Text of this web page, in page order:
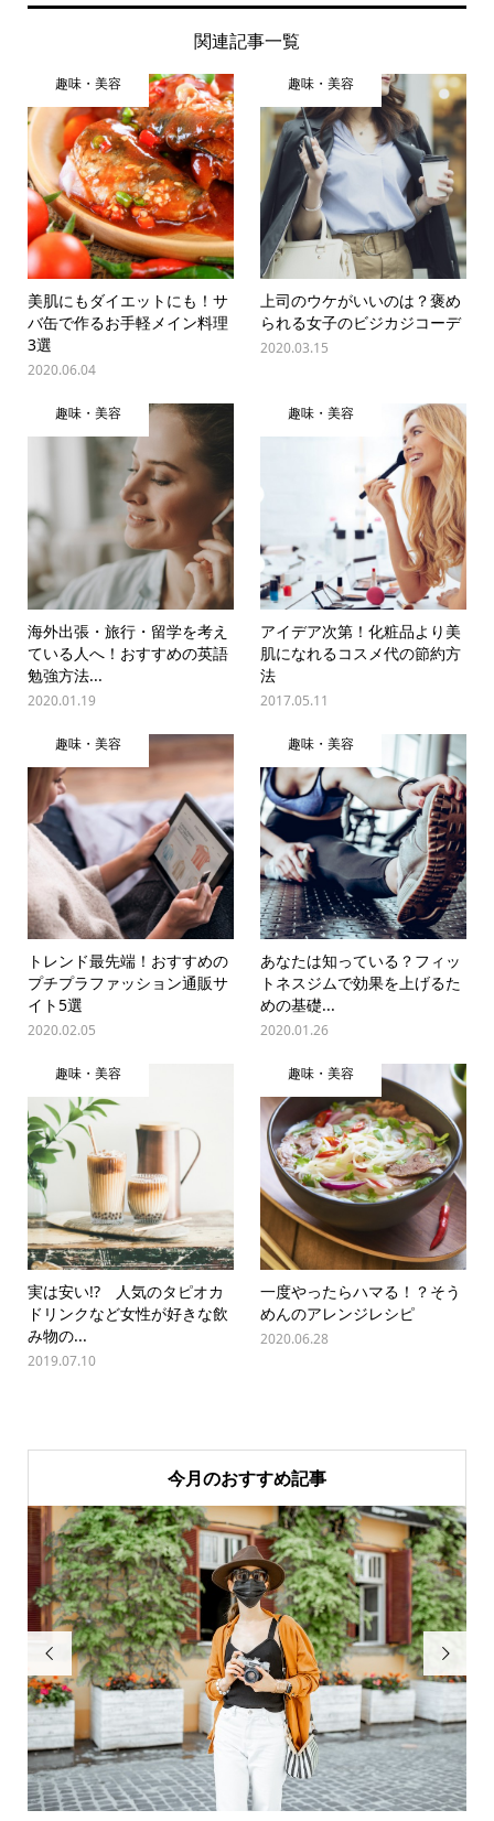
関連記事一覧
趣味・美容
美肌にもダイエットにも！サ
バ缶で作るお手軽メイン料理
3選
2020.06.04
趣味・美容
上司のウケがいいのは？褒め
られる女子のビジカジコーデ
2020.03.15
趣味・美容
海外出張・旅行・留学を考え
ている人へ！おすすめの英語
勉強方法...
2020.01.19
趣味・美容
アイデア次第！化粧品より美
肌になれるコスメ代の節約方
法
2017.05.11
趣味・美容
トレンド最先端！おすすめの
プチプラファッション通販サ
イト5選
2020.02.05
趣味・美容
あなたは知っている？フィッ
トネスジムで効果を上げるた
めの基礎...
2020.01.26
趣味・美容
実は安い!? 人気のタピオカ
ドリンクなど女性が好きな飲
み物の...
2019.07.10
趣味・美容
一度やったらハマる！？そう
めんのアレンジレシピ
2020.06.28
今月のおすすめ記事
 